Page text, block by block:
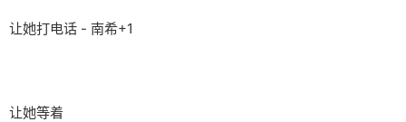
让她打电话 - 南希+1
让她等着